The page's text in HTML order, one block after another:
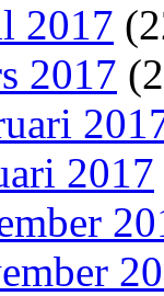
2017
2017
2017